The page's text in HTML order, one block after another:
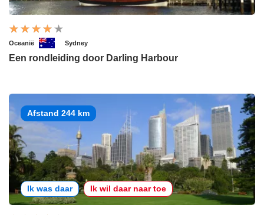
Oceanië Sydney
Een rondleiding door Darling Harbour
Afstand 244 km
Ik was daar Ik wil daar naar toe